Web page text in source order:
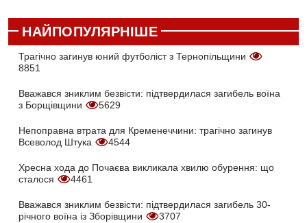
НАЙПОПУЛЯРНІШЕ
Трагічно загинув юний футболіст з Тернопільщини
8851
Вважався зниклим безвісти: підтвердилася загибель воїна
з Борщівщини
5629
Непоправна втрата для Кременеччини: трагічно загинув
Всеволод Штука
4544
Хресна хода до Почаєва викликала хвилю обурення: що
сталося
4461
Вважався зниклим безвісти: підтвердилася загибель 30-
річного воїна із Зборівщини
3707